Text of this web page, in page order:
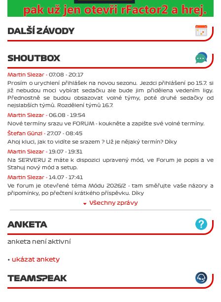
DALŠÍ ZÁVODY
SHOUTBOX
Martin Slezar - 07.08 - 20:17
Prosím o urychlení přihlášek na novou sezonu. Jezdci přihlášení po 15.7. si
již nebudou moci vybírat sedačku ale bude jim přidělena vedením ligy.
Přednostně se budou obsazovat volné týmy, poté druhé sedačky od
nejslabších týmů. Rozdělení týmů 16.7.
Martin Slezar - 06.08 - 19:54
Nové termíny srazu ve FORUM - koukněte a zapište své volné termíny.
Štefan Günzl - 27.07 - 08:45
Ahoj kluci, jak to vidíte se srazem ? Už je nějaký termín? Díky
Martin Slezar - 19.07 - 19:31
Na SERVERU 2 máte k dispozici upravený mód, ve Forum je popis a ve
Stahuj nový mód a setup.
Martin Slezar - 14.07 - 17:41
Ve forum je otevřené téma Módu 2026/2 - tam směřujte vaše názory a
připomínky, po přečtení krátkého příspěvku. Díky
Všechny zprávy
ANKETA
anketa není aktivní
• ukázat ankety
TEAMSPEAK